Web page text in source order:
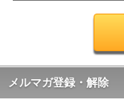
メルマガ登録・解除